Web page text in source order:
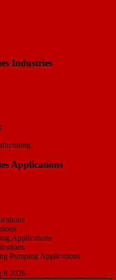
Industries
Applications
Applications
Pumping Applications
8 2026